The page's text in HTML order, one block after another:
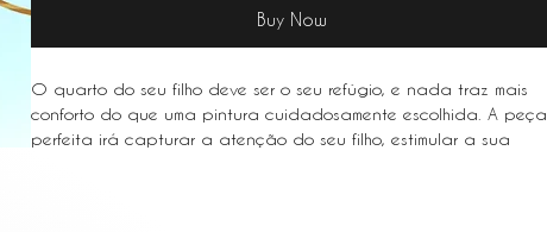
Buy Now
O quarto do seu filho deve ser o seu refúgio, e nada traz mais
conforto do que uma pintura cuidadosamente escolhida. A peça
perfeita irá capturar a atenção do seu filho, estimular a sua